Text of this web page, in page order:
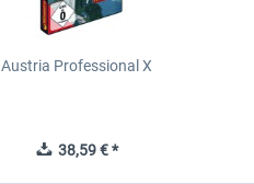
Austria Professional X
38,59 € *